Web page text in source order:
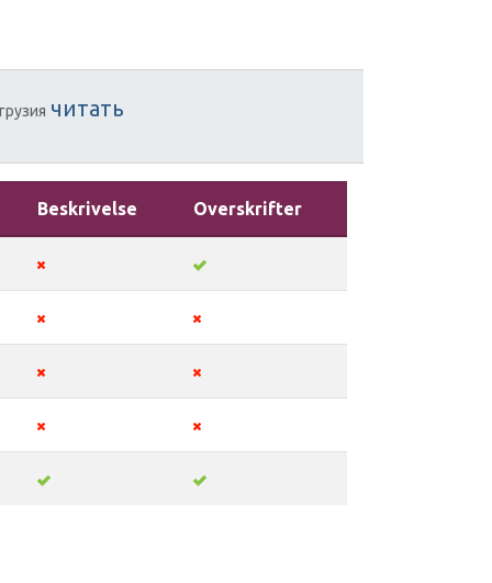
грузия читать
Beskrivelse Overskrifter